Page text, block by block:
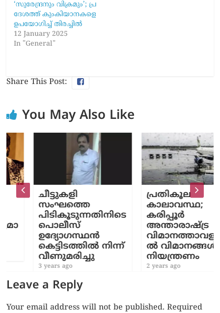
‘സുരേന്ദ്രനും വിക്രമും’; പ്ര​​
ദേശത്ത് കുംകിയാനകളെ
ഉപയോ​ഗിച്ച് തിരച്ചിൽ
12 January 2025
In "General"
Share This Post:
You May Also Like
ചീട്ടുകളി
സംഘത്തെ
പിടികൂടുന്നതിനിടെ
പൊലീസ്
ഉദ്യോഗസ്ഥന്‍
കെട്ടിടത്തിൽ നിന്ന്
വീണുമരിച്ചു
3 years ago
പ്രതികൂല
കാലാവസ്ഥ;
കരിപ്പൂർ
അന്താരാഷ്ട്ര
വിമാനത്താവളത്തി
ൽ വിമാനങ്ങൾക്ക്
നിയന്ത്രണം
2 years ago
Leave a Reply
Your email address will not be published. Required